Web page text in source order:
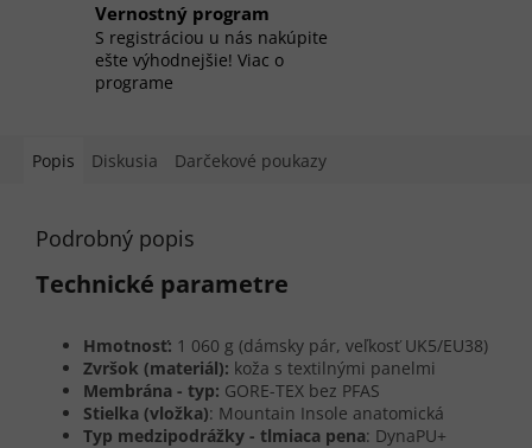
Vernostný program
S registráciou u nás nakúpite
ešte výhodnejšie! Viac o
programe
Popis Diskusia Darčekové poukazy
Podrobný popis
Technické parametre
Hmotnosť: 1 060 g (dámsky pár, veľkosť UK5/EU38)
Zvršok (materiál): koža s textilnými panelmi
Membrána - typ: GORE-TEX bez PFAS
Stielka (vložka): Mountain Insole anatomická
Typ medzipodrážky - tlmiaca pena: DynaPU+